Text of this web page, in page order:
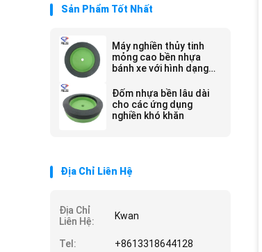
Sản Phẩm Tốt Nhất
Máy nghiền thủy tinh
mỏng cao bền nhựa
bánh xe với hình dạng
Đốm nhựa bền lâu dài
cho các ứng dụng
nghiền khó khăn
Địa Chỉ Liên Hệ
Địa Chỉ
Liên Hệ:
Kwan
Tel:
+8613318644128